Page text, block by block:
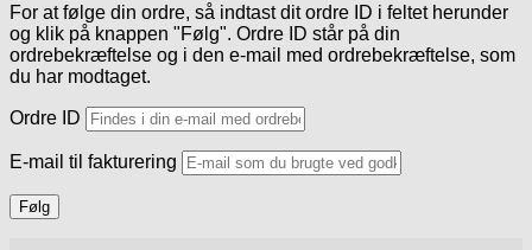
For at følge din ordre, så indtast dit ordre ID i feltet herunder
og klik på knappen "Følg". Ordre ID står på din
ordrebekræftelse og i den e-mail med ordrebekræftelse, som
du har modtaget.
Ordre ID
E-mail til fakturering
Følg